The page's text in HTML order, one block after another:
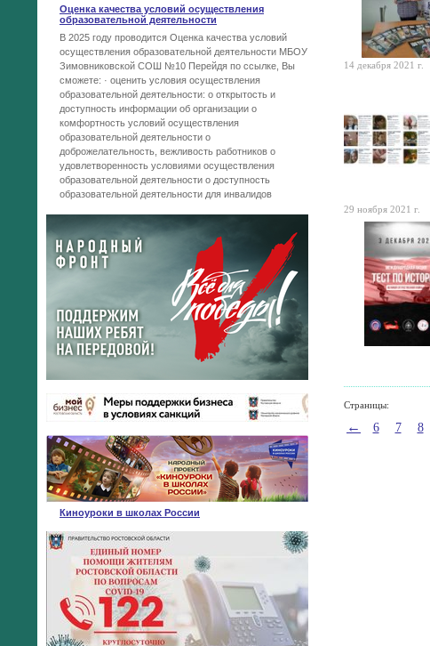
Оценка качества условий осуществления
образовательной деятельности
В 2025 году проводится Оценка качества условий
осуществления образовательной деятельности МБОУ
Зимовниковской СОШ №10 Перейдя по ссылке, Вы
сможете: · оценить условия осуществления
образовательной деятельности: o открытость и
доступность информации об организации o
комфортность условий осуществления
образовательной деятельности o
доброжелательность, вежливость работников o
удовлетворенность условиями осуществления
образовательной деятельности o доступность
образовательной деятельности для инвалидов
Киноуроки в школах России
14 декабря 2021 г.
29 ноября 2021 г.
Страницы:
← 6 7 8